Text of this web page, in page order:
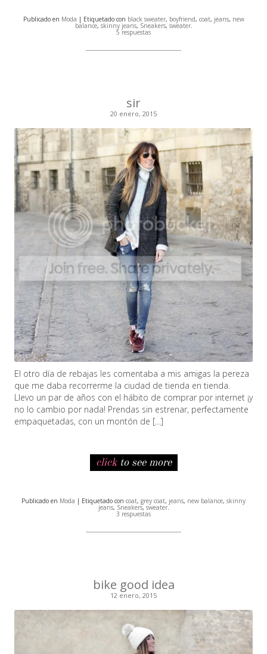
Publicado en Moda | Etiquetado con black sweater, boyfriend, coat, jeans, new
balance, skinny jeans, Sneakers, sweater.
5 respuestas
sir
20 enero, 2015
El otro día de rebajas les comentaba a mis amigas la pereza
que me daba recorrerme la ciudad de tienda en tienda.
Llevo un par de años con el hábito de comprar por internet ¡y
no lo cambio por nada! Prendas sin estrenar, perfectamente
empaquetadas, con un montón de […]
clickto see more
Publicado en Moda | Etiquetado con coat, grey coat, jeans, new balance, skinny
jeans, Sneakers, sweater.
3 respuestas
bike good idea
12 enero, 2015